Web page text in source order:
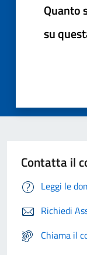
Quanto
su
Contatta il
Leggi le
Richiedi
Chiama il